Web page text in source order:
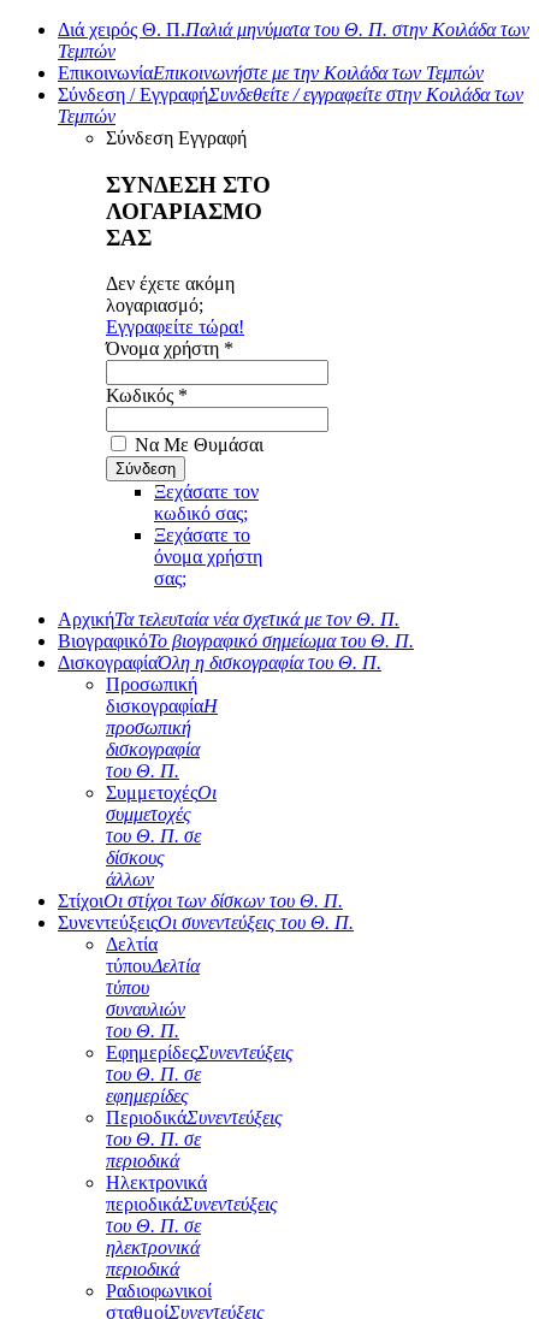
Διά χειρός Θ. Π.Παλιά μηνύματα του Θ. Π. στην Κοιλάδα των
Τεμπών
ΕπικοινωνίαΕπικοινωνήστε με την Κοιλάδα των Τεμπών
Σύνδεση / ΕγγραφήΣυνδεθείτε / εγγραφείτε στην Κοιλάδα των
Τεμπών
Σύνδεση Εγγραφή
ΣΥΝΔΕΣΗ ΣΤΟ
ΛΟΓΑΡΙΑΣΜΟ
ΣΑΣ
Δεν έχετε ακόμη
λογαριασμό;
Εγγραφείτε τώρα!
Όνομα χρήστη *
Κωδικός *
Να Με Θυμάσαι
Ξεχάσατε τον
κωδικό σας;
Ξεχάσατε το
όνομα χρήστη
σας;
ΑρχικήΤα τελευταία νέα σχετικά με τον Θ. Π.
ΒιογραφικόΤο βιογραφικό σημείωμα του Θ. Π.
ΔισκογραφίαΌλη η δισκογραφία του Θ. Π.
Προσωπική
δισκογραφίαΗ
προσωπική
δισκογραφία
του Θ. Π.
ΣυμμετοχέςΟι
συμμετοχές
του Θ. Π. σε
δίσκους
άλλων
ΣτίχοιΟι στίχοι των δίσκων του Θ. Π.
ΣυνεντεύξειςΟι συνεντεύξεις του Θ. Π.
Δελτία
τύπουΔελτία
τύπου
συναυλιών
του Θ. Π.
ΕφημερίδεςΣυνεντεύξεις
του Θ. Π. σε
εφημερίδες
ΠεριοδικάΣυνεντεύξεις
του Θ. Π. σε
περιοδικά
Ηλεκτρονικά
περιοδικάΣυνεντεύξεις
του Θ. Π. σε
ηλεκτρονικά
περιοδικά
Ραδιοφωνικοί
σταθμοίΣυνεντεύξεις